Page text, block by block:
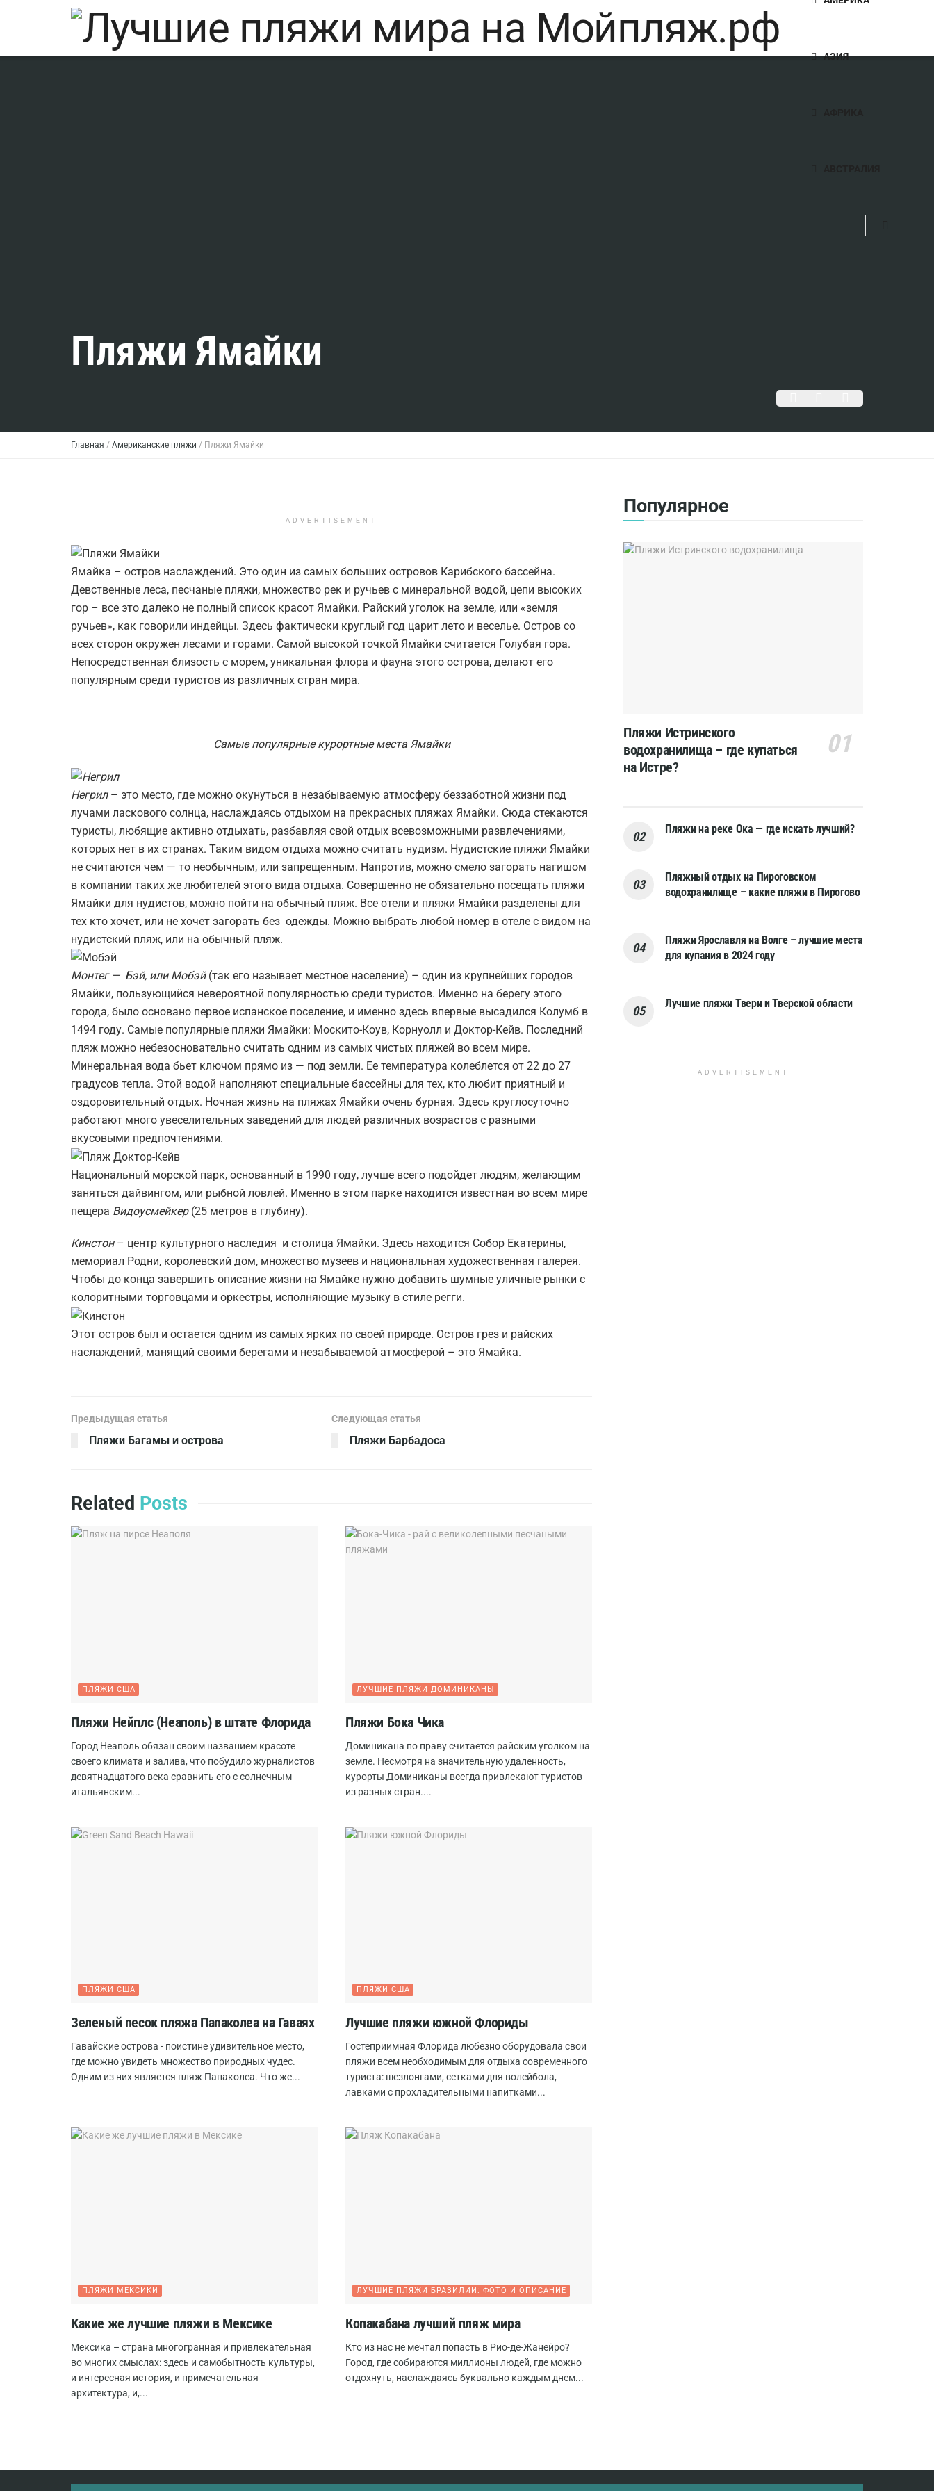
АЗИЯ
Пляжи Ямайки
Главная / Американские пляжи / Пляжи Ямайки
ADVERTISEMENT
Ямайка – остров наслаждений. Это один из самых больших островов Карибского бассейна.
Девственные леса, песчаные пляжи, множество рек и ручьев с минеральной водой, цепи высоких
гор – все это далеко не полный список красот Ямайки. Райский уголок на земле, или «земля
ручьев», как говорили индейцы. Здесь фактически круглый год царит лето и веселье. Остров со
всех сторон окружен лесами и горами. Самой высокой точкой Ямайки считается Голубая гора.
Непосредственная близость с морем, уникальная флора и фауна этого острова, делают его
популярным среди туристов из различных стран мира.
Самые популярные курортные места Ямайки
Негрил – это место, где можно окунуться в незабываемую атмосферу беззаботной жизни под
лучами ласкового солнца, наслаждаясь отдыхом на прекрасных пляжах Ямайки. Сюда стекаются
туристы, любящие активно отдыхать, разбавляя свой отдых всевозможными развлечениями,
которых нет в их странах. Таким видом отдыха можно считать нудизм. Нудистские пляжи Ямайки
не считаются чем — то необычным, или запрещенным. Напротив, можно смело загорать нагишом
в компании таких же любителей этого вида отдыха. Совершенно не обязательно посещать пляжи
Ямайки для нудистов, можно пойти на обычный пляж. Все отели и пляжи Ямайки разделены для
тех кто хочет, или не хочет загорать без одежды. Можно выбрать любой номер в отеле с видом на
нудистский пляж, или на обычный пляж.
Монтег — Бэй, или Мобэй(так его называет местное население) – один из крупнейших городов
Ямайки, пользующийся невероятной популярностью среди туристов. Именно на берегу этого
города, было основано первое испанское поселение, и именно здесь впервые высадился Колумб в
1494 году. Самые популярные пляжи Ямайки: Москито-Коув, Корнуолл и Доктор-Кейв. Последний
пляж можно небезосновательно считать одним из самых чистых пляжей во всем мире.
Минеральная вода бьет ключом прямо из — под земли. Ее температура колеблется от 22 до 27
градусов тепла. Этой водой наполняют специальные бассейны для тех, кто любит приятный и
оздоровительный отдых. Ночная жизнь на пляжах Ямайки очень бурная. Здесь круглосуточно
работают много увеселительных заведений для людей различных возрастов с разными
вкусовыми предпочтениями.
Национальный морской парк, основанный в 1990 году, лучше всего подойдет людям, желающим
заняться дайвингом, или рыбной ловлей. Именно в этом парке находится известная во всем мире
пещера Видоусмейкер(25 метров в глубину).
Кинстон – центр культурного наследия и столица Ямайки. Здесь находится Собор Екатерины,
мемориал Родни, королевский дом, множество музеев и национальная художественная галерея.
Чтобы до конца завершить описание жизни на Ямайке нужно добавить шумные уличные рынки с
колоритными торговцами и оркестры, исполняющие музыку в стиле регги.
Этот остров был и остается одним из самых ярких по своей природе. Остров грез и райских
наслаждений, манящий своими берегами и незабываемой атмосферой – это Ямайка.
Предыдущая статья
Пляжи Багамы и острова
Следующая статья
Пляжи Барбадоса
Related Posts
ПЛЯЖИ США
Пляжи Нейплс (Неаполь) в штате Флорида
Город Неаполь обязан своим названием красоте
своего климата и залива, что побудило журналистов
девятнадцатого века сравнить его с солнечным
итальянским...
ЛУЧШИЕ ПЛЯЖИ ДОМИНИКАНЫ
Пляжи Бока Чика
Доминикана по праву считается райским уголком на
земле. Несмотря на значительную удаленность,
курорты Доминиканы всегда привлекают туристов
из разных стран....
ПЛЯЖИ США
Зеленый песок пляжа Папаколеа на Гаваях
Гавайские острова - поистине удивительное место,
где можно увидеть множество природных чудес.
Одним из них является пляж Папаколеа. Что же...
ПЛЯЖИ США
Лучшие пляжи южной Флориды
Гостеприимная Флорида любезно оборудовала свои
пляжи всем необходимым для отдыха современного
туриста: шезлонгами, сетками для волейбола,
лавками с прохладительными напитками...
ПЛЯЖИ МЕКСИКИ
Какие же лучшие пляжи в Мексике
Мексика – страна многогранная и привлекательная
во многих смыслах: здесь и самобытность культуры,
и интересная история, и примечательная
архитектура, и,...
ЛУЧШИЕ ПЛЯЖИ БРАЗИЛИИ: ФОТО И ОПИСАНИЕ
Копакабана лучший пляж мира
Кто из нас не мечтал попасть в Рио-де-Жанейро?
Город, где собираются миллионы людей, где можно
отдохнуть, наслаждаясь буквально каждым днем...
Популярное
Пляжи Истринского
водохранилища – где купаться
на Истре?
Пляжи на реке Ока — где искать лучший?
Пляжный отдых на Пироговском
водохранилище – какие пляжи в Пирогово
Пляжи Ярославля на Волге – лучшие места
для купания в 2024 году
Лучшие пляжи Твери и Тверской области
ADVERTISEMENT